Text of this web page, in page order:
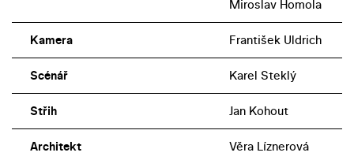
Miroslav Homola
Kamera František Uldrich
Scénář Karel Steklý
Střih Jan Kohout
Architekt Věra Líznerová